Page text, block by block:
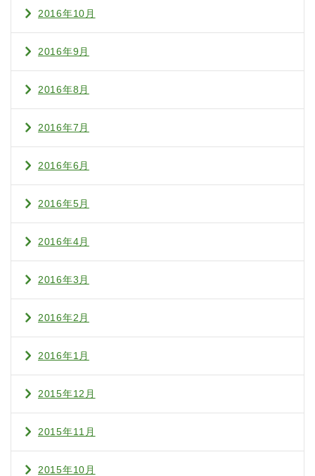
2016年10月
2016年9月
2016年8月
2016年7月
2016年6月
2016年5月
2016年4月
2016年3月
2016年2月
2016年1月
2015年12月
2015年11月
2015年10月